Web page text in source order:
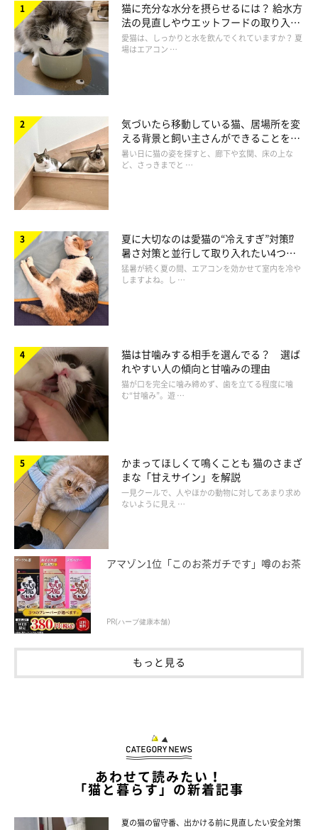
猫に充分な水分を摂らせるには？ 給水方
法の見直しやウエットフードの取り入れ
方を解説
愛猫は、しっかりと水を飲んでくれていますか？ 夏
場はエアコン …
気づいたら移動している猫、居場所を変
える背景と飼い主さんができることを獣
医師が解説
暑い日に猫の姿を探すと、廊下や玄関、床の上な
ど、さっきまでと …
夏に大切なのは愛猫の“冷えすぎ”対策⁉
暑さ対策と並行して取り入れたい4つの
工夫
猛暑が続く夏の間、エアコンを効かせて室内を冷や
しますよね。し …
猫は甘噛みする相手を選んでる？ 選ば
れやすい人の傾向と甘噛みの理由
猫が口を完全に噛み締めず、歯を立てる程度に噛
む“甘噛み”。遊 …
かまってほしくて鳴くことも 猫のさまざ
まな「甘えサイン」を解説
一見クールで、人やほかの動物に対してあまり求め
ないように見え …
アマゾン1位「このお茶ガチです」噂のお茶
PR(ハーブ健康本舗)
もっと見る
あわせて読みたい！
「猫と暮らす」の新着記事
夏の猫の留守番、出かける前に見直したい安全対策